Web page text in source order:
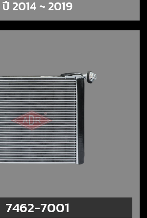
ปี 2014 ~ 2019
7462-7001